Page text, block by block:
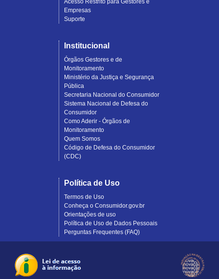
Acesso Restrito para Gestores e
Empresas
Suporte
Institucional
Órgãos Gestores e de
Monitoramento
Ministério da Justiça e Segurança
Pública
Secretaria Nacional do Consumidor
Sistema Nacional de Defesa do
Consumidor
Como Aderir - Órgãos de
Monitoramento
Quem Somos
Código de Defesa do Consumidor
(CDC)
Política de Uso
Termos de Uso
Conheça o Consumidor.gov.br
Orientações de uso
Política de Uso de Dados Pessoais
Perguntas Frequentes (FAQ)